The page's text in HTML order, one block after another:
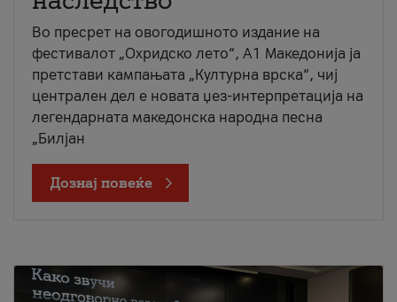
Во пресрет на овогодишното издание на
фестивалот „Охридско лето“, А1 Македонија ја
претстави кампањата „Културна врска“, чиј
централен дел е новата џез-интерпретација на
легендарната македонска народна песна
„Билјан
Дознај повеќе